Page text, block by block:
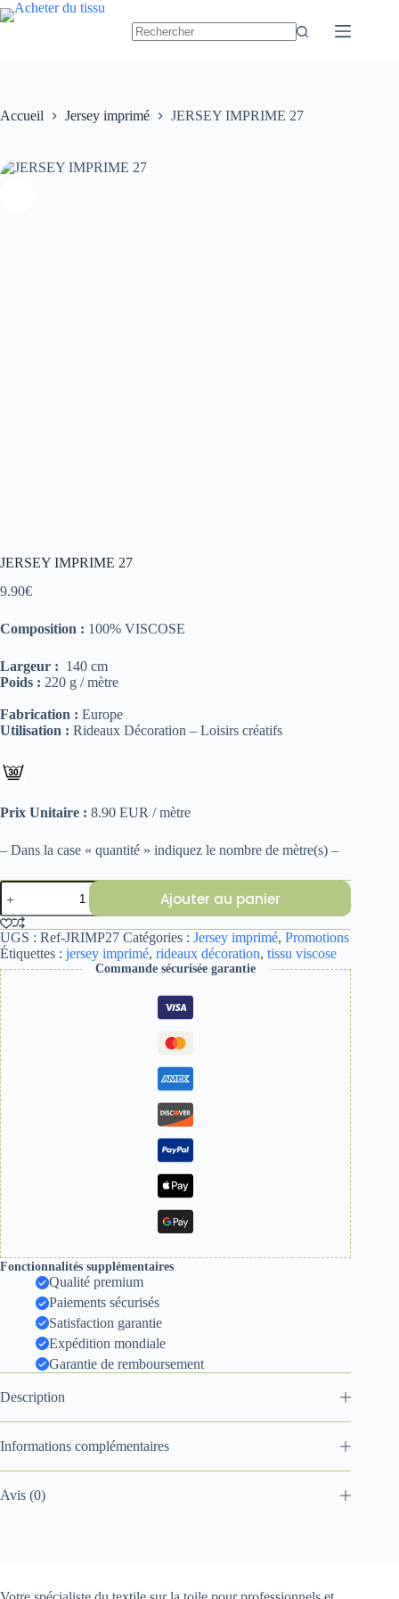
Passer
au
Accueil Jersey imprimé JERSEY IMPRIME 27
JERSEY IMPRIME 27
9.90€
Composition : 100% VISCOSE
Largeur : 140 cm
Poids : 220 g / mètre
Fabrication : Europe
Utilisation : Rideaux Décoration – Loisirs créatifs
Prix Unitaire : 8.90 EUR / mètre
– Dans la case « quantité » indiquez le nombre de mètre(s) –
quantité
de
JERSEY
IMPRIME
27
Ajouter au panier
UGS : Ref-JRIMP27 Catégories : Jersey imprimé, Promotions
Étiquettes : jersey imprimé, rideaux décoration, tissu viscose
Commande sécurisée garantie
Fonctionnalités supplémentaires
Qualité premium
Paiements sécurisés
Satisfaction garantie
Expédition mondiale
Garantie de remboursement
Description
Informations complémentaires
Avis (0)